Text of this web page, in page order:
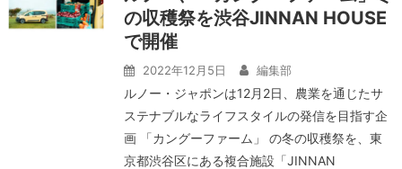
の収穫祭を渋谷JINNAN HOUSE
で開催
2022年12月5日 編集部
ルノー・ジャポンは12月2日、農業を通じたサ
ステナブルなライフスタイルの発信を目指す企
画 「カングーファーム」 の冬の収穫祭を、東
京都渋谷区にある複合施設「JINNAN